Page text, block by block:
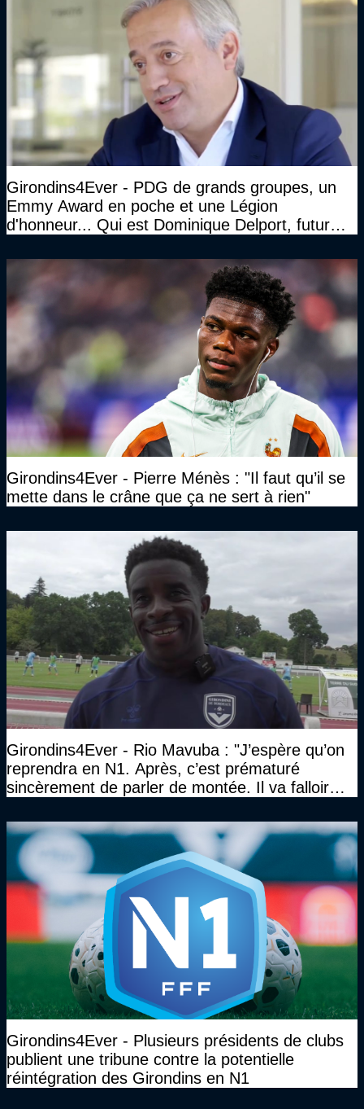
Girondins4Ever - PDG de grands groupes, un
Emmy Award en poche et une Légion
d'honneur... Qui est Dominique Delport, futur
Girondins4Ever - Pierre Ménès : "Il faut qu’il se
mette dans le crâne que ça ne sert à rien"
Girondins4Ever - Rio Mavuba : "J’espère qu’on
reprendra en N1. Après, c’est prématuré
sincèrement de parler de montée. Il va falloir
Girondins4Ever - Plusieurs présidents de clubs
publient une tribune contre la potentielle
réintégration des Girondins en N1